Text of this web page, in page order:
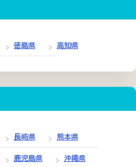
徳島県 高知県
長崎県 熊本県
鹿児島県 沖縄県